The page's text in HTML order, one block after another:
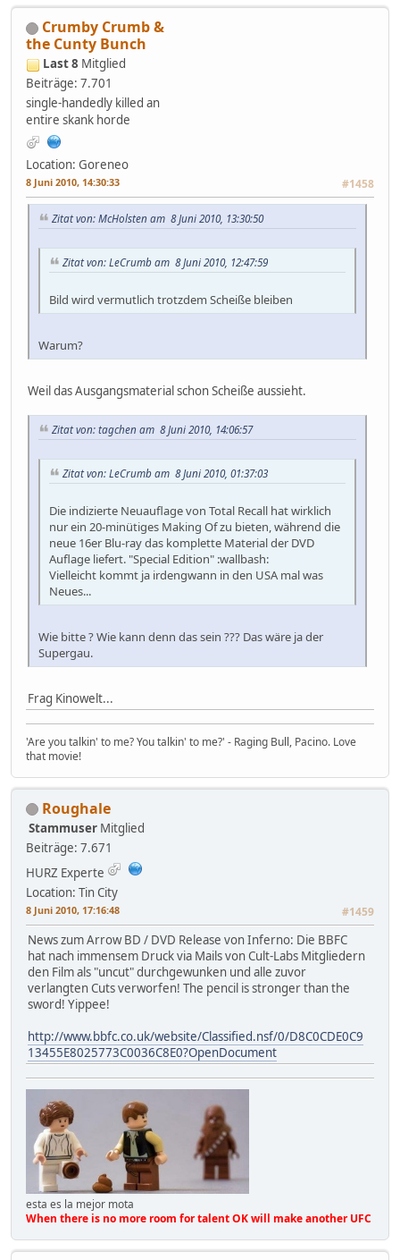
Crumby Crumb &
the Cunty Bunch
Last 8 Mitglied
Beiträge: 7.701
single-handedly killed an
entire skank horde
Location: Goreneo
8 Juni 2010, 14:30:33 #1458
Zitat von: McHolsten am 8 Juni 2010, 13:30:50
Zitat von: LeCrumb am 8 Juni 2010, 12:47:59
Bild wird vermutlich trotzdem Scheiße bleiben
Warum?
Weil das Ausgangsmaterial schon Scheiße aussieht.
Zitat von: tagchen am 8 Juni 2010, 14:06:57
Zitat von: LeCrumb am 8 Juni 2010, 01:37:03
Die indizierte Neuauflage von Total Recall hat wirklich
nur ein 20-minütiges Making Of zu bieten, während die
neue 16er Blu-ray das komplette Material der DVD
Auflage liefert. "Special Edition" :wallbash:
Vielleicht kommt ja irdengwann in den USA mal was
Neues...
Wie bitte ? Wie kann denn das sein ??? Das wäre ja der
Supergau.
Frag Kinowelt...
'Are you talkin' to me? You talkin' to me?' - Raging Bull, Pacino. Love
that movie!
Roughale
Stammuser Mitglied
Beiträge: 7.671
HURZ Experte
Location: Tin City
8 Juni 2010, 17:16:48 #1459
News zum Arrow BD / DVD Release von Inferno: Die BBFC
hat nach immensem Druck via Mails von Cult-Labs Mitgliedern
den Film als "uncut" durchgewunken und alle zuvor
verlangten Cuts verworfen! The pencil is stronger than the
sword! Yippee!
http://www.bbfc.co.uk/website/Classified.nsf/0/D8C0CDE0C9
13455E8025773C0036C8E0?OpenDocument
esta es la mejor mota
When there is no more room for talent OK will make another UFC